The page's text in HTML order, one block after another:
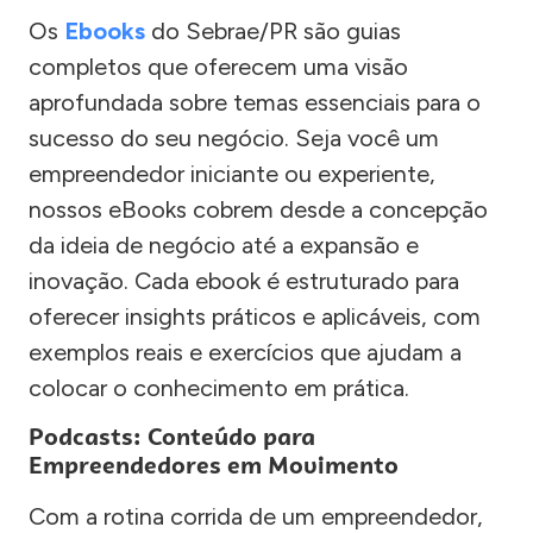
Os Ebooks do Sebrae/PR são guias
completos que oferecem uma visão
aprofundada sobre temas essenciais para o
sucesso do seu negócio. Seja você um
empreendedor iniciante ou experiente,
nossos eBooks cobrem desde a concepção
da ideia de negócio até a expansão e
inovação. Cada ebook é estruturado para
oferecer insights práticos e aplicáveis, com
exemplos reais e exercícios que ajudam a
colocar o conhecimento em prática.
Podcasts: Conteúdo para
Empreendedores em Movimento
Com a rotina corrida de um empreendedor,